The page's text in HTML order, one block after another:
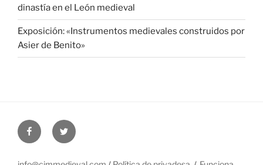
dinastía en el León medieval
Exposición: «Instrumentos medievales construidos por
Asier de Benito»
FacebookTwitter